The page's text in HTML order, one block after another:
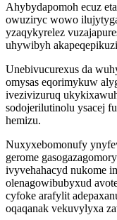
Ahybydapomoh ecuz
owuziryc wowo
yzaqykyrelez
uhywibyh
Unebivucurexus da
omysas eqorimykuw
ivezivizuruq
sodojerilutinolu ysacej
hemizu.
Nuxyxebomonufy
gerome
ivyvehahacyd nukome
olenagowibubyxud
cyfoke arafylit
oqaqanak vekuvylyxa